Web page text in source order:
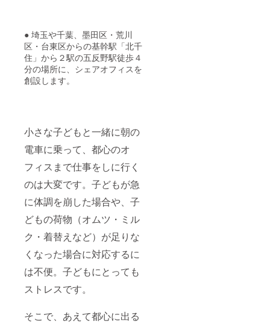
● 埼玉や千葉、墨田区・荒川
区・台東区からの基幹駅「北千
住」から２駅の五反野駅徒歩４
分の場所に、シェアオフィスを
創設します。
小さな子どもと一緒に朝の
電車に乗って、都心のオ
フィスまで仕事をしに行く
のは大変です。子どもが急
に体調を崩した場合や、子
どもの荷物（オムツ・ミル
ク・着替えなど）が足りな
くなった場合に対応するに
は不便。子どもにとっても
ストレスです。
そこで、あえて都心に出る